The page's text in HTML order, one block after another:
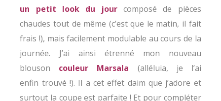
un petit look du jour composé de pièces
chaudes tout de même (c’est que le matin, il fait
frais !), mais facilement modulable au cours de la
journée. J’ai ainsi étrenné mon nouveau
blouson couleur Marsala (alléluia, je l’ai
enfin trouvé !). Il a cet effet daim que j’adore et
surtout la coupe est parfaite ! Et pour compléter